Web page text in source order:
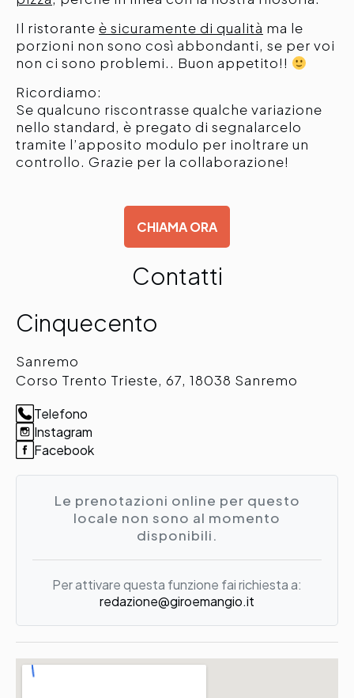
Il ristorante è sicuramente di qualità ma le
porzioni non sono così abbondanti, se per voi
non ci sono problemi.. Buon appetito!!
Ricordiamo:
Se qualcuno riscontrasse qualche variazione
nello standard, è pregato di segnalarcelo
tramite l’apposito modulo per inoltrare un
controllo. Grazie per la collaborazione!
CHIAMA ORA
Contatti
Cinquecento
Sanremo
Corso Trento Trieste, 67, 18038 Sanremo
Telefono
Instagram
Facebook
Le prenotazioni online per questo
locale non sono al momento
disponibili.
Per attivare questa funzione fai richiesta a:
redazione@giroemangio.it